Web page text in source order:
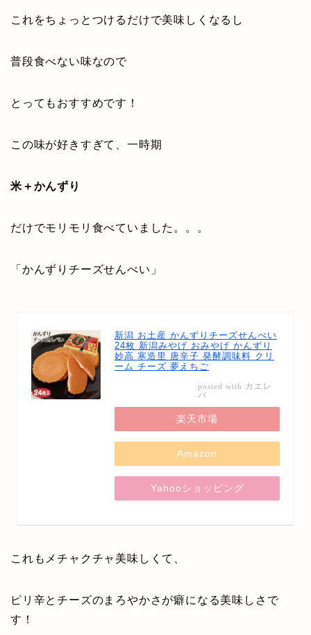
これをちょっとつけるだけで美味しくなるし
普段食べない味なので
とってもおすすめです！
この味が好きすぎて、一時期
米＋かんずり
だけでモリモリ食べていました。。。
「かんずりチーズせんべい」
新潟 お土産 かんずりチーズせんべい
24枚 新潟みやげ おみやげ かんずり
妙高 寒造里 唐辛子 発酵調味料 クリ
ーム チーズ 夢えちご
posted with カエレ
バ
楽天市場
Amazon
Yahooショッピング
これもメチャクチャ美味しくて、
ピリ辛とチーズのまろやかさが癖になる美味しさで
す！